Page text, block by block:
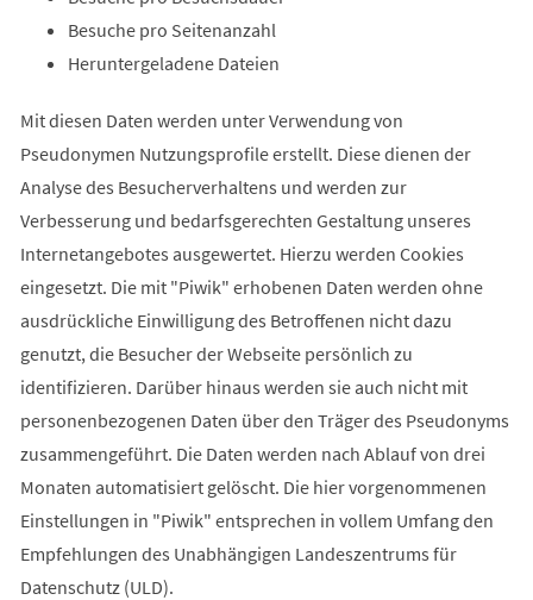
Besuche pro Seitenanzahl
Heruntergeladene Dateien
Mit diesen Daten werden unter Verwendung von
Pseudonymen Nutzungsprofile erstellt. Diese dienen der
Analyse des Besucherverhaltens und werden zur
Verbesserung und bedarfsgerechten Gestaltung unseres
Internetangebotes ausgewertet. Hierzu werden Cookies
eingesetzt. Die mit "Piwik" erhobenen Daten werden ohne
ausdrückliche Einwilligung des Betroffenen nicht dazu
genutzt, die Besucher der Webseite persönlich zu
identifizieren. Darüber hinaus werden sie auch nicht mit
personenbezogenen Daten über den Träger des Pseudonyms
zusammengeführt. Die Daten werden nach Ablauf von drei
Monaten automatisiert gelöscht. Die hier vorgenommenen
Einstellungen in "Piwik" entsprechen in vollem Umfang den
Empfehlungen des Unabhängigen Landeszentrums für
Datenschutz (ULD).